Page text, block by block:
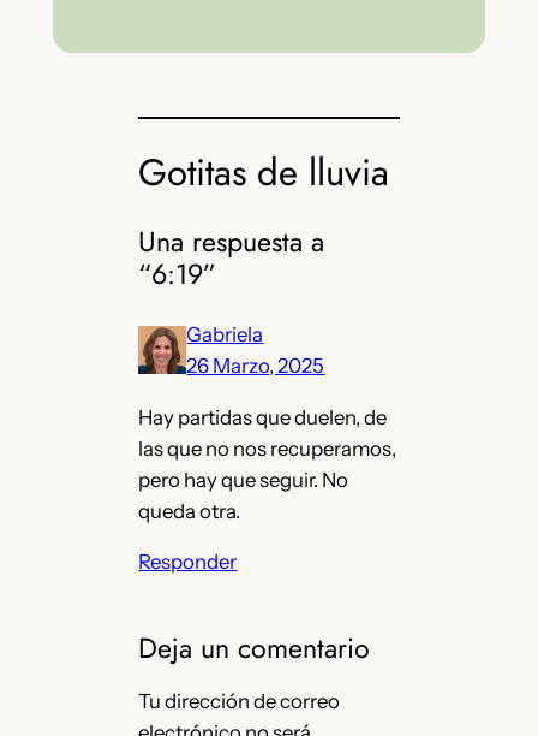
Gotitas de lluvia
Una respuesta a
“6:19”
Gabriela
26 Marzo, 2025
Hay partidas que duelen, de
las que no nos recuperamos,
pero hay que seguir. No
queda otra.
Responder
Deja un comentario
Tu dirección de correo